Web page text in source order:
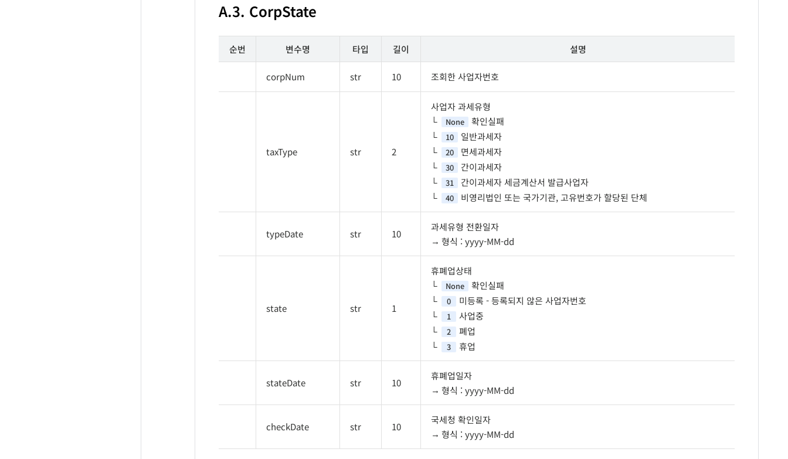
A.3. CorpState
순번 변수명 타입 길이 설명
corpNum str 10 조회한 사업자번호
taxType str 2
사업자 과세유형
None 확인실패
10 일반과세자
20 면세과세자
30 간이과세자
31 간이과세자 세금계산서 발급사업자
40 비영리법인 또는 국가기관, 고유번호가 할당된 단체
typeDate str 10
과세유형 전환일자
형식 : yyyy-MM-dd
state str 1
휴폐업상태
None 확인실패
0 미등록 - 등록되지 않은 사업자번호
1 사업중
2 폐업
3 휴업
stateDate str 10
휴폐업일자
형식 : yyyy-MM-dd
checkDate str 10
국세청 확인일자
형식 : yyyy-MM-dd